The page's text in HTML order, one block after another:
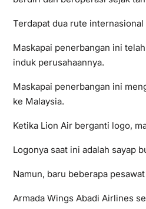
Terdapat dua rute
Maskapai penerbangan ini
induk perusahaannya.
Maskapai penerbangan ini
ke Malaysia.
Ketika Lion Air berganti logo,
Logonya saat ini adalah sayap
Namun, baru beberapa
Armada Wings Abadi Airlines